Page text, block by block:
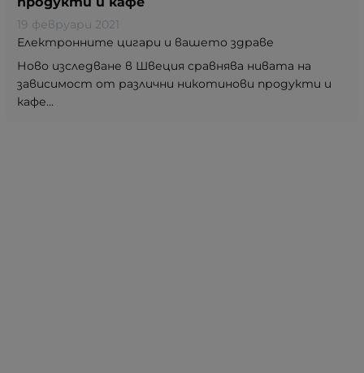
19 февруари 2021
Електронните цигари и вашето здраве
Ново изследване в Швеция сравнява нивата на
зависимост от различни никотинови продукти и
кафе...